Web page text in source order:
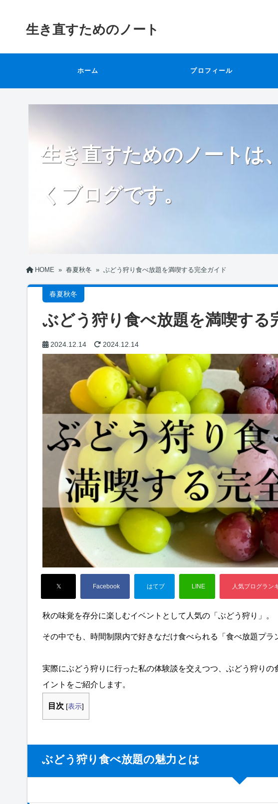
生き直すためのノート
ホーム プロフィール
生き直すためのノートは
くブログです。
HOME » 春夏秋冬 » ぶどう狩り食べ放題を満喫する完全ガイド
春夏秋冬
ぶどう狩り食べ放題を満喫する
2024.12.14 2024.12.14
秋の味覚を存分に楽しむイベントとして人気の「ぶどう狩り」。
その中でも、時間制限内で好きなだけ食べられる「食べ放題プラ
実際にぶどう狩りに行った私の体験談を交えつつ、ぶどう狩り
イントをご紹介します。
目次 [表示]
ぶどう狩り食べ放題の魅力とは